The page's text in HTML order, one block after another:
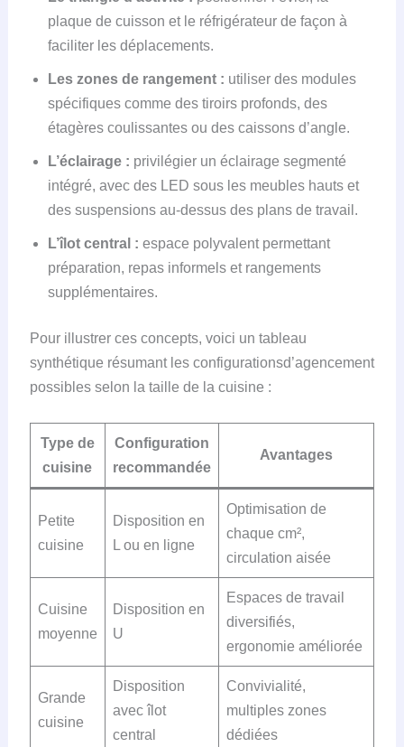
plaque de cuisson et le réfrigérateur de façon à
faciliter les déplacements.
Les zones de rangement : utiliser des modules
spécifiques comme des tiroirs profonds, des
étagères coulissantes ou des caissons d’angle.
L’éclairage : privilégier un éclairage segmenté
intégré, avec des LED sous les meubles hauts et
des suspensions au-dessus des plans de travail.
L’îlot central : espace polyvalent permettant
préparation, repas informels et rangements
supplémentaires.
Pour illustrer ces concepts, voici un tableau
synthétique résumant les configurationsd’agencement
possibles selon la taille de la cuisine :
Type de
cuisine
Configuration
recommandée
Avantages
Petite
cuisine
Disposition en
L ou en ligne
Optimisation de
chaque cm²,
circulation aisée
Cuisine
moyenne
Disposition en
U
Espaces de travail
diversifiés,
ergonomie améliorée
Grande
cuisine
Disposition
avec îlot
central
Convivialité,
multiples zones
dédiées